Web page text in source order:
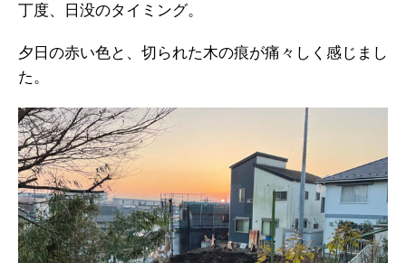
丁度、日没のタイミング。
夕日の赤い色と、切られた木の痕が痛々しく感じまし
た。